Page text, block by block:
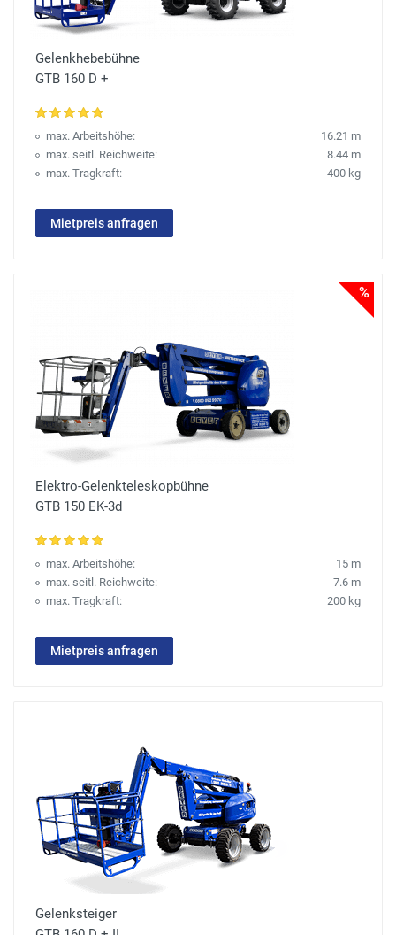
Gelenkhebebühne
GTB 160 D +
max. Arbeitshöhe:
16.21 m
max. seitl. Reichweite:
8.44 m
max. Tragkraft:
400 kg
Mietpreis anfragen
%
Elektro-Gelenkteleskopbühne
GTB 150 EK-3d
max. Arbeitshöhe:
15 m
max. seitl. Reichweite:
7.6 m
max. Tragkraft:
200 kg
Mietpreis anfragen
Gelenksteiger